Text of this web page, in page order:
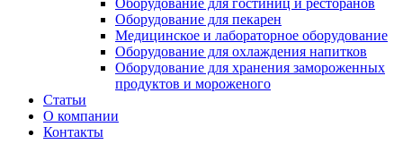
Оборудование для гостиниц и ресторанов
Оборудование для пекарен
Медицинское и лабораторное оборудование
Оборудование для охлаждения напитков
Оборудование для хранения замороженных
продуктов и мороженого
Статьи
О компании
Контакты